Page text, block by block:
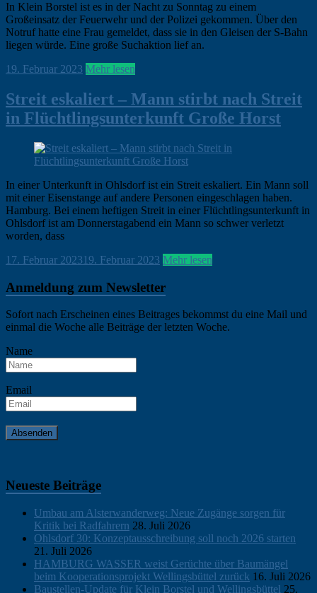
In Klein Borstel ist es in der Nacht zu Sonntag zu einem
Großeinsatz der Feuerwehr und der Polizei gekommen. Über den
Notruf hatte eine Frau gemeldet, dass sie in den Gleisen der S-Bahn
liegen würde. Eine große Suchaktion lief an.
ohirte
19. Februar 2023 Hamburg,
Borstel
News
Mehr lesen
Streit eskaliert – Mann stirbt nach Streit
in Flüchtlingsunterkunft Große Horst
In einer Unterkunft in Ohlsdorf ist ein Streit eskaliert. Ein Mann soll
mit einer Eisenstange auf andere Personen eingeschlagen haben.
Hamburg. Bei einem heftigen Streit in einer Flüchtlingsunterkunft in
Ohlsdorf ist am Donnerstagabend ein Mann so schwer verletzt
worden, dass
ohirte
17. Februar 202319. Februar 2023 Hamburg,
Borstel
News
Mehr lesen
Anmeldung zum Newsletter
Sofort nach Erscheinen eines Beitrages bekommst du eine Mail und
einmal die Woche alle Beiträge der letzten Woche.
Name
Email
Neueste Beiträge
Umbau am Alsterwanderweg: Neue Zugänge sorgen für
Kritik bei Radfahrern 28. Juli 2026
Ohlsdorf 30: Konzeptausschreibung soll noch 2026 starten
21. Juli 2026
HAMBURG WASSER weist Gerüchte über Baumängel
beim Kooperationsprojekt Wellingsbüttel zurück 16. Juli 2026
Baustellen-Update für Klein Borstel und Wellingsbüttel 25.